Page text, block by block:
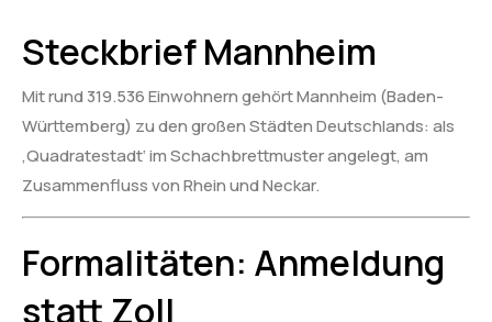
Steckbrief Mannheim
Mit rund 319.536 Einwohnern gehört Mannheim (Baden-
Württemberg) zu den großen Städten Deutschlands: als
‚Quadratestadt‘ im Schachbrettmuster angelegt, am
Zusammenfluss von Rhein und Neckar.
Formalitäten: Anmeldung
statt Zoll